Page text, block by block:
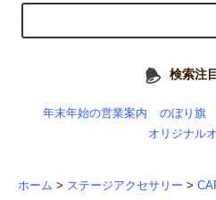
検索注
年末年始の営業案内 のぼり旗
オリジナル
ホーム > ステージアクセサリー >